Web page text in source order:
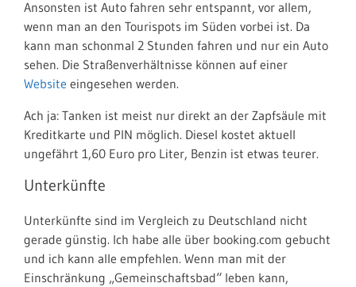
Ansonsten ist Auto fahren sehr entspannt, vor allem,
wenn man an den Tourispots im Süden vorbei ist. Da
kann man schonmal 2 Stunden fahren und nur ein Auto
sehen. Die Straßenverhältnisse können auf einer
Website eingesehen werden.
Ach ja: Tanken ist meist nur direkt an der Zapfsäule mit
Kreditkarte und PIN möglich. Diesel kostet aktuell
ungefährt 1,60 Euro pro Liter, Benzin ist etwas teurer.
Unterkünfte
Unterkünfte sind im Vergleich zu Deutschland nicht
gerade günstig. Ich habe alle über booking.com gebucht
und ich kann alle empfehlen. Wenn man mit der
Einschränkung „Gemeinschaftsbad“ leben kann,